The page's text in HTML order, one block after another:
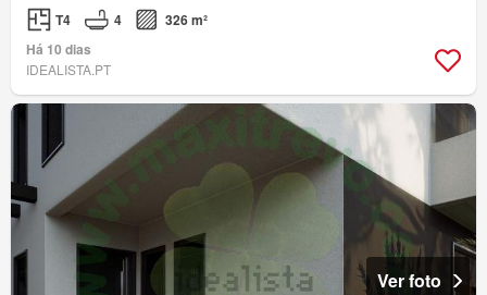
T4 4
326 m²
Há 10 dias
IDEALISTA.PT
Ver foto